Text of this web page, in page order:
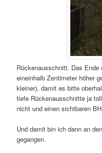
Rückenausschnitt. Das
eineinhalb Zentimeter höher
kleiner), damit es bitte
tiefe Rückenausschnitte ja
nicht und einen sichtbaren
Und damit bin ich dann an
gegangen.